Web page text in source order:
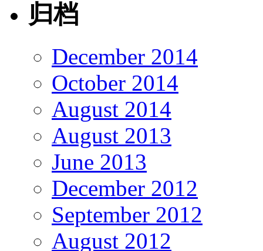
归档
December 2014
October 2014
August 2014
August 2013
June 2013
December 2012
September 2012
August 2012